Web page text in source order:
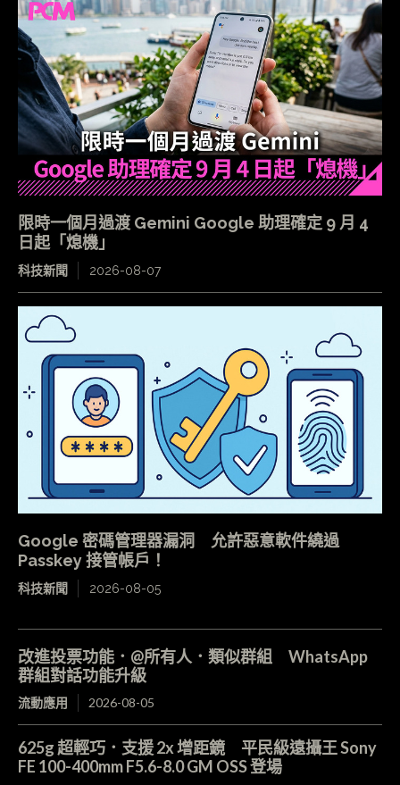
限時一個月過渡 Gemini Google 助理確定 9 月 4
日起「熄機」
科技新聞 2026-08-07
Google 密碼管理器漏洞 允許惡意軟件繞過
Passkey 接管帳戶！
科技新聞 2026-08-05
改進投票功能．@所有人．類似群組 WhatsApp
群組對話功能升級
流動應用 2026-08-05
625g 超輕巧．支援 2x 增距鏡 平民級遠攝王 Sony
FE 100-400mm F5.6-8.0 GM OSS 登場